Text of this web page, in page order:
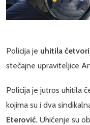
Policija je uhitila
stečajne upraviteljice
Policija je jutros uhitila
kojima su i dva
Eterović. Uhićenje su